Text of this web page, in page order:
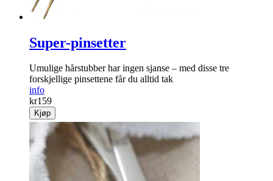
Super-pinsetter
Umulige hår­stubber har ingen sjanse – med disse tre
forskjellige pinsettene får du alltid tak
info
kr159
Kjøp